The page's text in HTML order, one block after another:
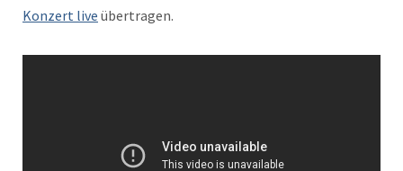
Konz­ert live übertragen.